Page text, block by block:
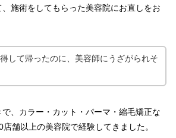
施術をしてもらった美容院にお直しをお
して帰ったのに、美容師にうざがられそ
、カラー・カット・パーマ・縮毛矯正な
舗以上の美容院で経験してきました。